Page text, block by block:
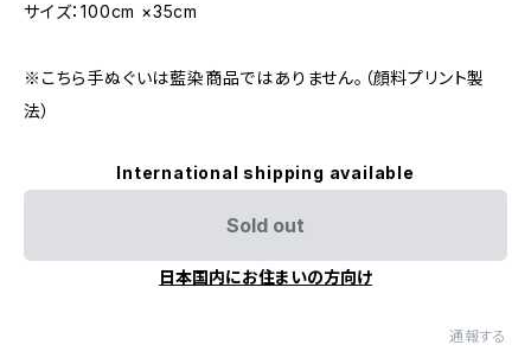
サイズ：100cm ×35cm
※こちら手ぬぐいは藍染商品ではありません。（顔料プリント製
法）
International shipping available
Sold out
日本国内にお住まいの方向け
通報する